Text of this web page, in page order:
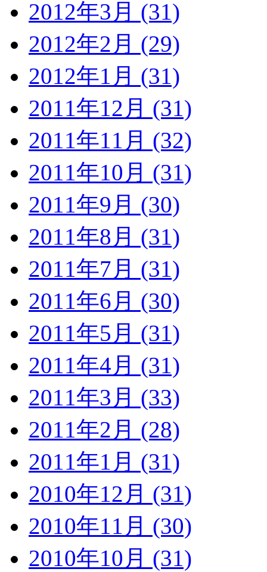
2012年3月 (31)
2012年2月 (29)
2012年1月 (31)
2011年12月 (31)
2011年11月 (32)
2011年10月 (31)
2011年9月 (30)
2011年8月 (31)
2011年7月 (31)
2011年6月 (30)
2011年5月 (31)
2011年4月 (31)
2011年3月 (33)
2011年2月 (28)
2011年1月 (31)
2010年12月 (31)
2010年11月 (30)
2010年10月 (31)